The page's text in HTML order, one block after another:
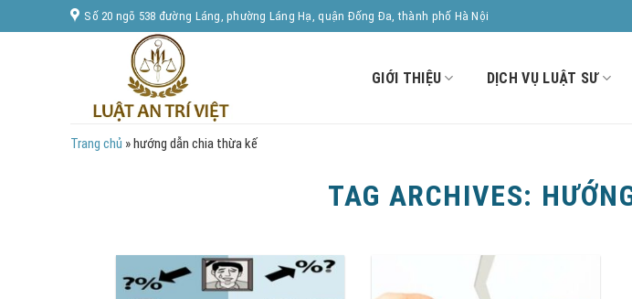
to
Số 20 ngõ 538 đường Láng, phường Láng Hạ, quận Đống Đa, thành phố Hà Nội
GIỚI THIỆU DỊCH VỤ LUẬT SƯ
Trang chủ »hướng dẫn chia thừa kế
TAG ARCHIVES: